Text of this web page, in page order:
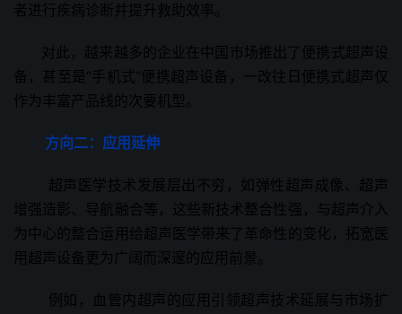
者进行疾病诊断并提升救助效率。
对此，越来越多的企业在中国市场推出了便携式超声设
备，甚至是“手机式”便携超声设备，一改往日便携式超声仅
作为丰富产品线的次要机型。
方向二：应用延伸
超声医学技术发展层出不穷，如弹性超声成像、超声
增强造影、导航融合等，这些新技术整合性强，与超声介入
为中心的整合运用给超声医学带来了革命性的变化，拓宽医
用超声设备更为广阔而深邃的应用前景。
例如，血管内超声的应用引领超声技术延展与市场扩